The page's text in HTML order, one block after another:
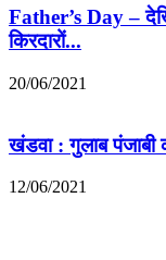
Father’s Day –
किरदारों...
20/06/2021
खंडवा : गुलाब पंजाबी
12/06/2021